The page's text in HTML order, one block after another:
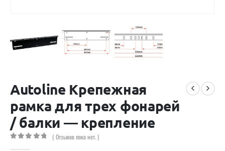
Autoline Крепежная
рамка для трех фонарей
/ балки — крепление
( Отзывов пока нет. )